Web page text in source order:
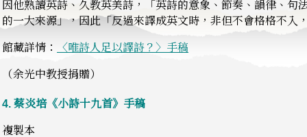
因他熟讀英詩、久教英美詩，「英詩的意象、節奏、韻律、句
的一大來源」，因此「反過來譯成英文時，非但不會格格不入
館藏詳情： 〈唯詩人足以譯詩？〉手稿
（余光中教授捐贈）
4. 蔡炎培《小詩十九首》手稿
複製本